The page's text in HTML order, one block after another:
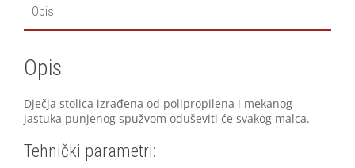
Opis
Opis
Dječja stolica izrađena od polipropilena i mekanog
jastuka punjenog spužvom oduševiti će svakog malca.
Tehnički parametri: